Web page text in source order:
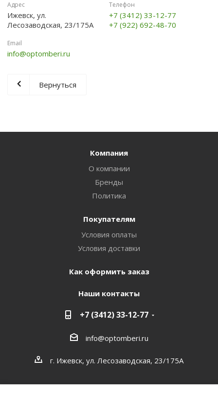
Адрес
Ижевск, ул.
Лесозаводская, 23/175А
Телефон
+7 (3412) 33-12-77
+7 (922) 692-48-70
Email
info@optomberi.ru
Вернуться
Компания
О компании
Бренды
Политика
Покупателям
Условия оплаты
Условия доставки
Как оформить заказ
Наши контакты
+7 (3412) 33-12-77
info@optomberi.ru
г. Ижевск, ул. Лесозаводская, 23/175А